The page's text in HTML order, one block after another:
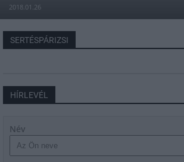
2018.01.26
SERTÉSPÁRIZSI
HÍRLEVÉL
Név